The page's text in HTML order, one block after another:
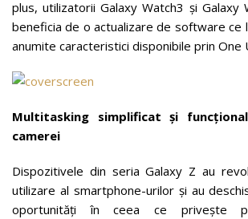
plus, utilizatorii Galaxy Watch3 și Galaxy
beneficia de o actualizare de software ce
anumite caracteristici disponibile prin One
Multitasking simplificat și
camerei
Dispozitivele din seria Galaxy Z au
utilizare al smartphone-urilor și au
oportunități în ceea ce privește